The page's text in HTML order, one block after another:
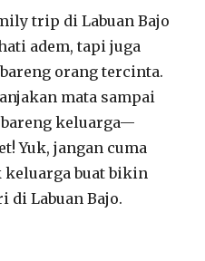
trip di Labuan Bajo
adem, tapi juga
orang tercinta.
mata sampai
keluarga—
Yuk, jangan cuma
keluarga buat bikin
di Labuan Bajo.